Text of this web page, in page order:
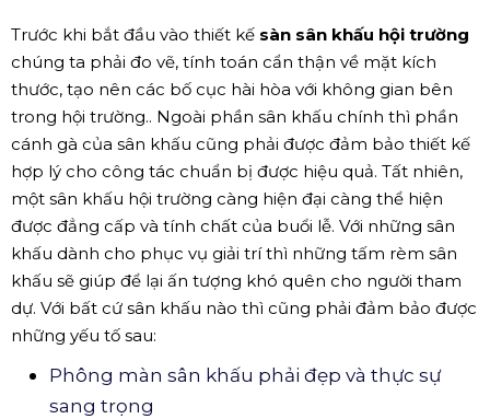
Trước khi bắt đầu vào thiết kế sàn sân khấu hội trường
chúng ta phải đo vẽ, tính toán cẩn thận về mặt kích
thước, tạo nên các bố cục hài hòa với không gian bên
trong hội trường.. Ngoài phần sân khấu chính thì phần
cánh gà của sân khấu cũng phải được đảm bảo thiết kế
hợp lý cho công tác chuẩn bị được hiệu quả. Tất nhiên,
một sân khấu hội trường càng hiện đại càng thể hiện
được đẳng cấp và tính chất của buổi lễ. Với những sân
khấu dành cho phục vụ giải trí thì những tấm rèm sân
khấu sẽ giúp để lại ấn tượng khó quên cho người tham
dự. Với bất cứ sân khấu nào thì cũng phải đảm bảo được
những yếu tố sau:
Phông màn sân khấu phải đẹp và thực sự
sang trọng